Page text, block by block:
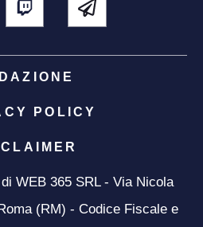
POLICY
WEB 365 SRL - Via Nicola
(RM) - Codice Fiscale e